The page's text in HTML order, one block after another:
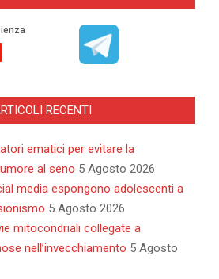
RECENTI
ematici per evitare la
al seno 5 Agosto 2026
media espongono adolescenti a
5 Agosto 2026
mitocondriali collegate a
nell’invecchiamento 5 Agosto